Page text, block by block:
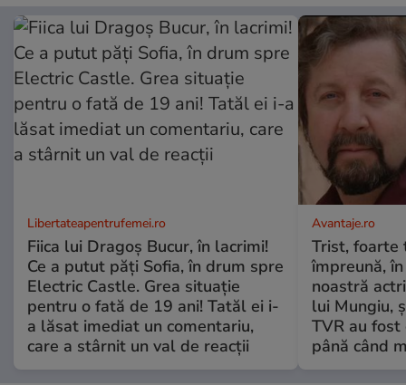
Libertateapentrufemei.ro
Fiica lui Dragoș Bucur, în lacrimi!
Ce a putut păți Sofia, în drum spre
Electric Castle. Grea situație
pentru o fată de 19 ani! Tatăl ei i-
a lăsat imediat un comentariu,
care a stârnit un val de reacții
Avantaje.ro
Trist, foarte
împreună,
noastră
lui Mungiu,
TVR au
până când